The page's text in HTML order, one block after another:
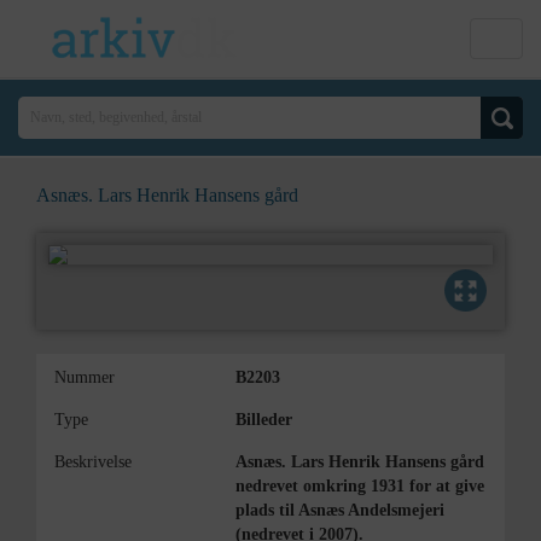
Asnæs. Lars Henrik Hansens gård
Nummer B2203
Type Billeder
Beskrivelse
Asnæs. Lars Henrik Hansens gård
nedrevet omkring 1931 for at give
plads til Asnæs Andelsmejeri
(nedrevet i 2007).